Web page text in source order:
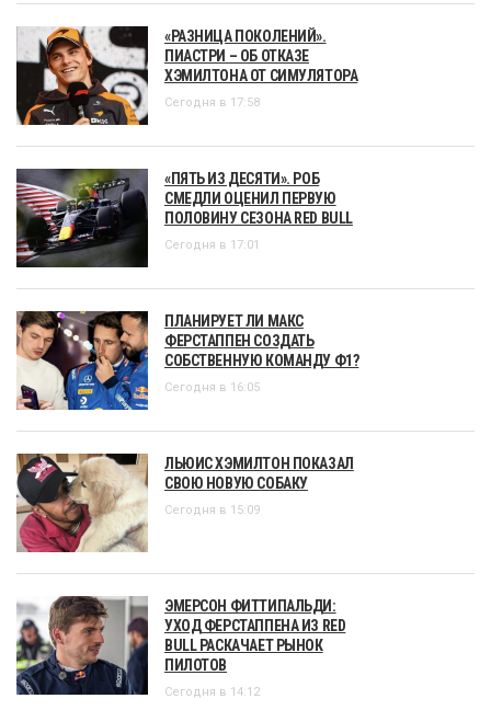
«РАЗНИЦА ПОКОЛЕНИЙ».
ПИАСТРИ – ОБ ОТКАЗЕ
ХЭМИЛТОНА ОТ СИМУЛЯТОРА
Сегодня в 17:58
«ПЯТЬ ИЗ ДЕСЯТИ». РОБ
СМЕДЛИ ОЦЕНИЛ ПЕРВУЮ
ПОЛОВИНУ СЕЗОНА RED BULL
Сегодня в 17:01
ПЛАНИРУЕТ ЛИ МАКС
ФЕРСТАППЕН СОЗДАТЬ
СОБСТВЕННУЮ КОМАНДУ Ф1?
Сегодня в 16:05
ЛЬЮИС ХЭМИЛТОН ПОКАЗАЛ
СВОЮ НОВУЮ СОБАКУ
Сегодня в 15:09
ЭМЕРСОН ФИТТИПАЛЬДИ:
УХОД ФЕРСТАППЕНА ИЗ RED
BULL РАСКАЧАЕТ РЫНОК
ПИЛОТОВ
Сегодня в 14:12